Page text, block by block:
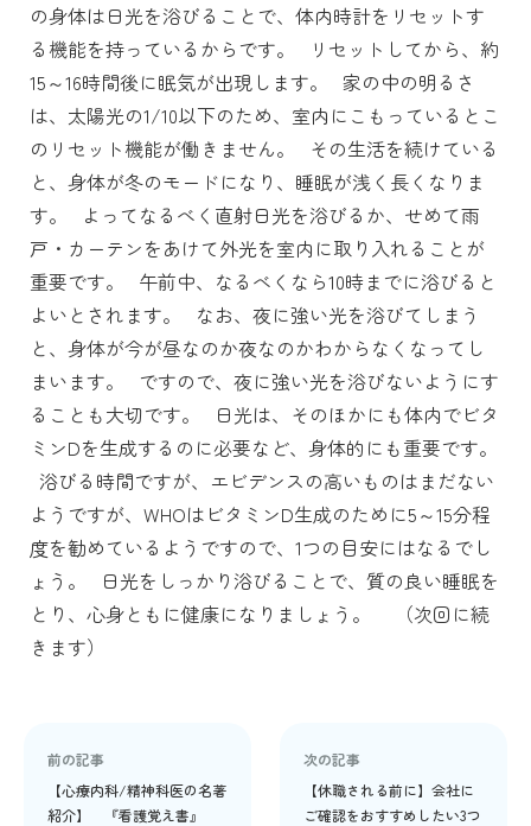
の身体は日光を浴びることで、体内時計をリセットす
る機能を持っているからです。
リセットしてから、約
15～16時間後に眠気が出現します。
家の中の明るさ
は、太陽光の1/10以下のため、室内にこもっているとこ
のリセット機能が働きません。
その生活を続けている
と、身体が冬のモードになり、睡眠が浅く長くなりま
す。
よってなるべく直射日光を浴びるか、せめて雨
戸・カーテンをあけて外光を室内に取り入れることが
重要です。
午前中、なるべくなら10時までに浴びると
よいとされます。
なお、夜に強い光を浴びてしまう
と、身体が今が昼なのか夜なのかわからなくなってし
まいます。
ですので、夜に強い光を浴びないようにす
ることも大切です。
日光は、そのほかにも体内でビタ
ミンDを生成するのに必要など、身体的にも重要です。
浴びる時間ですが、エビデンスの高いものはまだない
ようですが、WHOはビタミンD生成のために5～15分程
度を勧めているようですので、1つの目安にはなるでし
ょう。
日光をしっかり浴びることで、質の良い睡眠を
とり、心身ともに健康になりましょう。
（次回に続
きます）
前の記事
【心療内科/精神科医の名著
紹介】 『看護覚え書』
次の記事
【休職される前に】会社に
ご確認をおすすめしたい3つ